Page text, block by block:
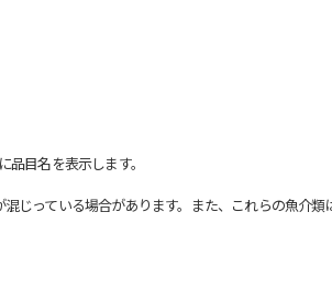
目名を表示します。
っている場合があります。また、これらの魚介類